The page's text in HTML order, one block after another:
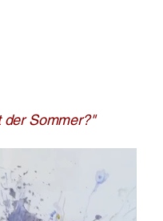
der Sommer?"